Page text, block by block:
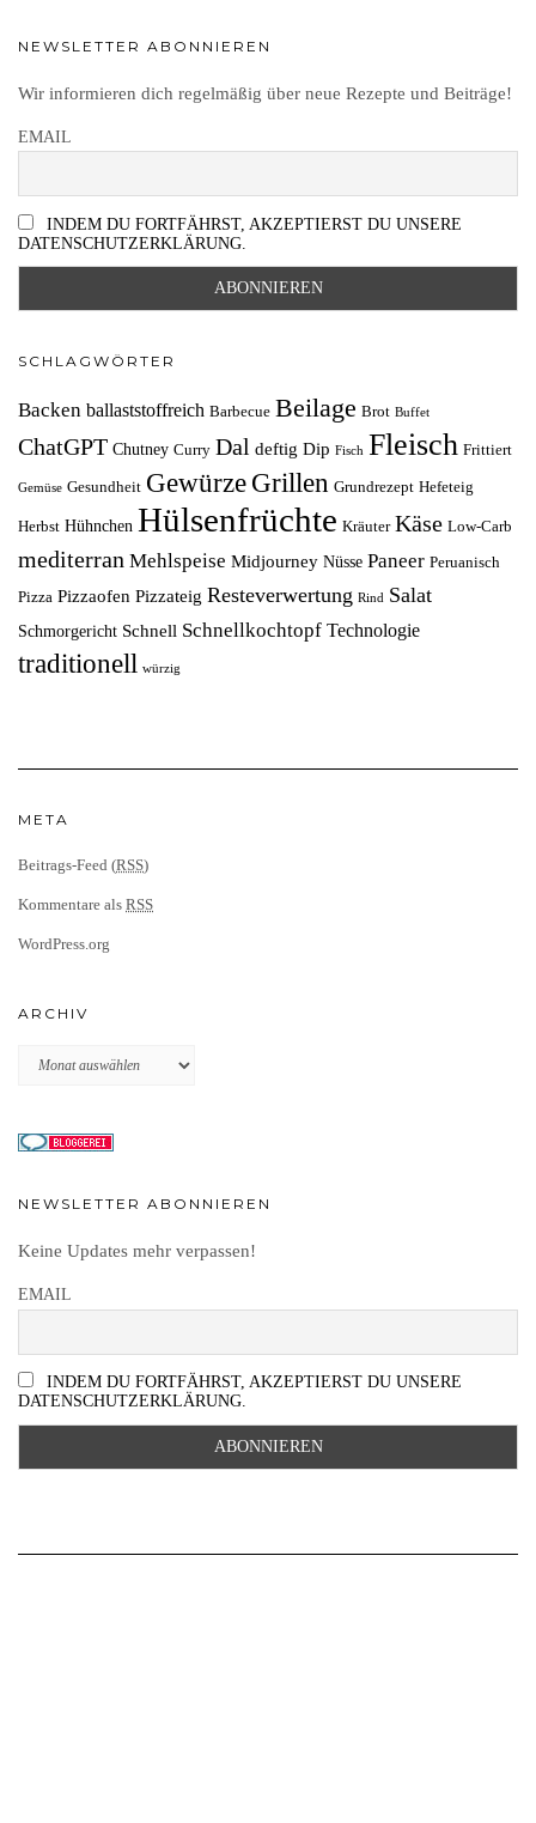
NEWSLETTER ABONNIEREN
Wir informieren dich regelmäßig über neue Rezepte und Beiträge!
EMAIL
INDEM DU FORTFÄHRST, AKZEPTIERST DU UNSERE
DATENSCHUTZERKLÄRUNG.
SCHLAGWÖRTER
Backen ballaststoffreich Barbecue Beilage Brot Buffet
ChatGPT Chutney Curry Dal deftig Dip Fisch Fleisch Frittiert
Gemüse Gesundheit Gewürze Grillen Grundrezept Hefeteig
Herbst Hühnchen Hülsenfrüchte Kräuter Käse Low-Carb
mediterran Mehlspeise Midjourney Nüsse Paneer Peruanisch
Pizza Pizzaofen Pizzateig Resteverwertung Rind Salat
Schmorgericht Schnell Schnellkochtopf Technologie
traditionell würzig
META
Beitrags-Feed (RSS)
Kommentare als RSS
WordPress.org
ARCHIV
Archiv
NEWSLETTER ABONNIEREN
Keine Updates mehr verpassen!
EMAIL
INDEM DU FORTFÄHRST, AKZEPTIERST DU UNSERE
DATENSCHUTZERKLÄRUNG.